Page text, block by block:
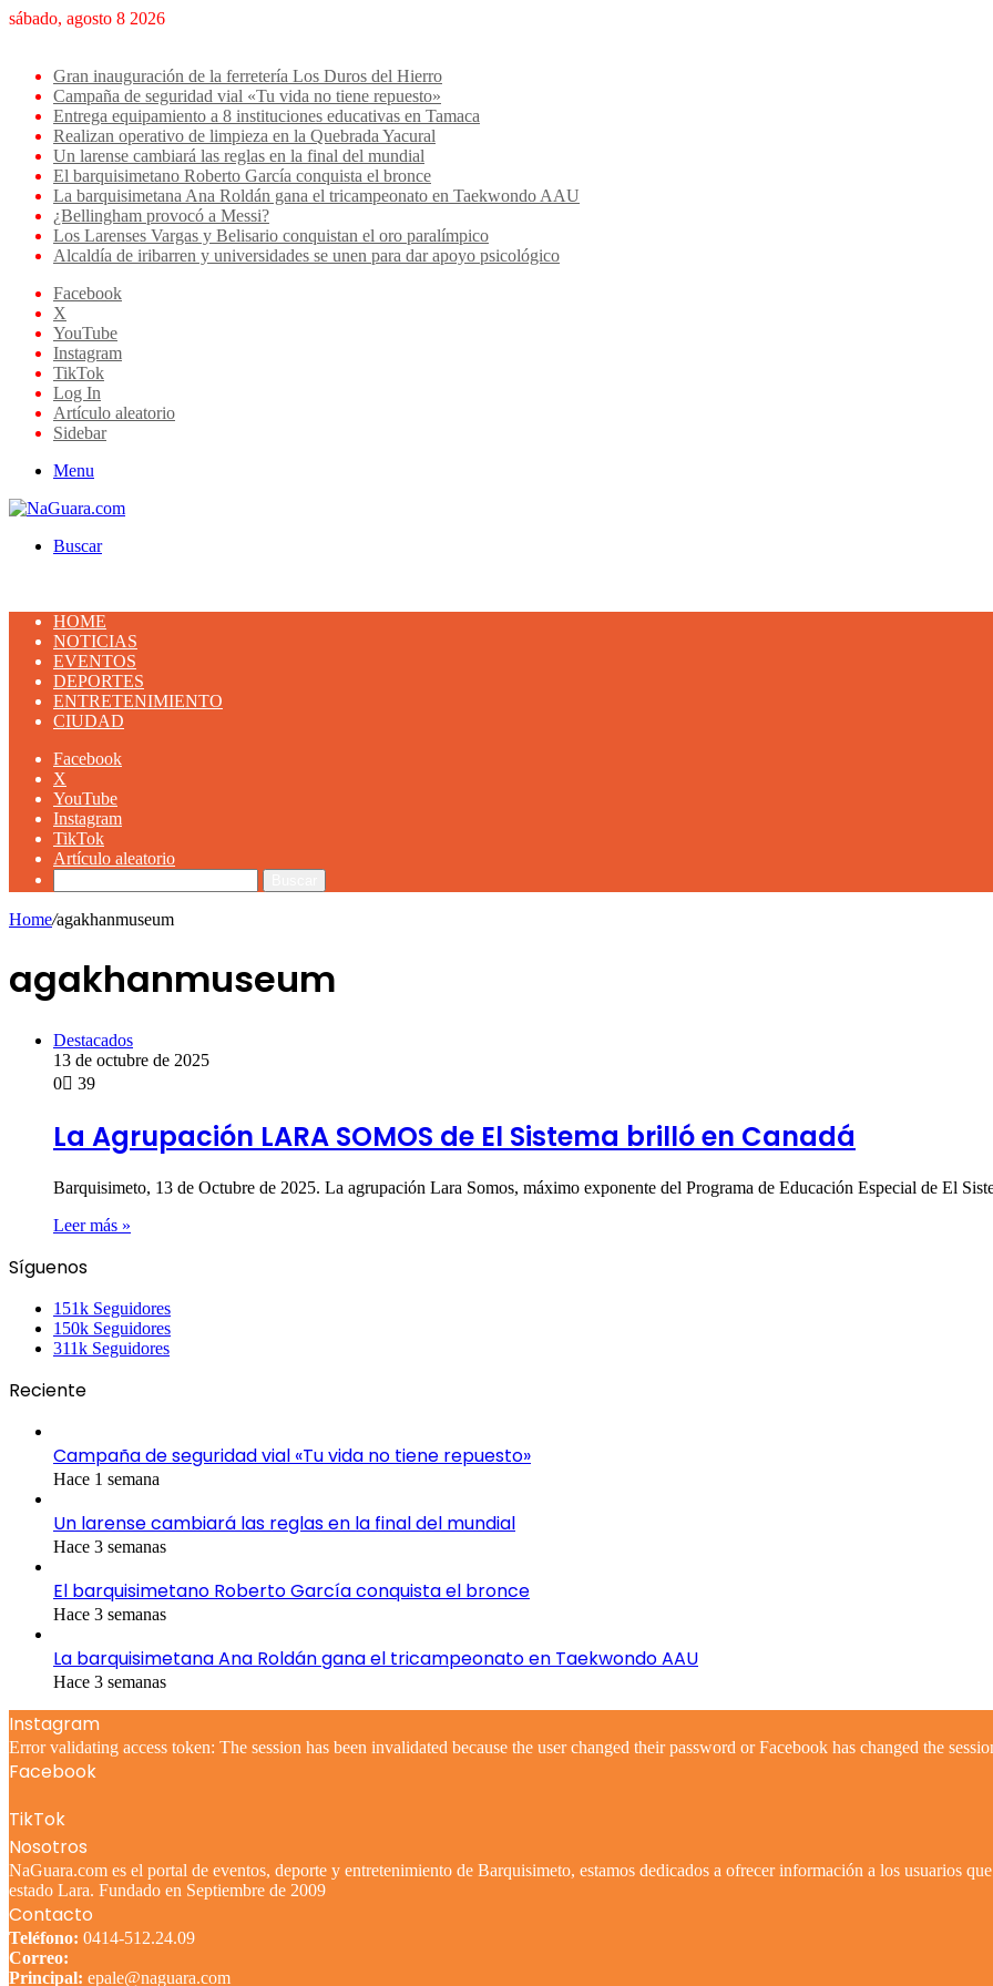
sábado, agosto 8 2026
Gran inauguración de la ferretería Los Duros del Hierro
Campaña de seguridad vial «Tu vida no tiene repuesto»
Entrega equipamiento a 8 instituciones educativas en Tamaca
Realizan operativo de limpieza en la Quebrada Yacural
Un larense cambiará las reglas en la final del mundial
El barquisimetano Roberto García conquista el bronce
La barquisimetana Ana Roldán gana el tricampeonato en Taekwondo AAU
¿Bellingham provocó a Messi?
Los Larenses Vargas y Belisario conquistan el oro paralímpico
Alcaldía de iribarren y universidades se unen para dar apoyo psicológico
Facebook
X
YouTube
Instagram
TikTok
Log In
Artículo aleatorio
Sidebar
Menu
Buscar
HOME
NOTICIAS
EVENTOS
DEPORTES
ENTRETENIMIENTO
CIUDAD
Facebook
X
YouTube
Instagram
TikTok
Artículo aleatorio
Home/agakhanmuseum
agakhanmuseum
Destacados
13 de octubre de 2025
0
39
La Agrupación LARA SOMOS de El Sistema brilló en Canadá
Barquisimeto, 13 de Octubre de 2025. La agrupación Lara Somos, máximo exponente del Programa de Educación Especial de El
Leer más »
Síguenos
151k Seguidores
150k Seguidores
311k Seguidores
Reciente
Campaña de seguridad vial «Tu vida no tiene repuesto»
Hace 1 semana
Un larense cambiará las reglas en la final del mundial
Hace 3 semanas
El barquisimetano Roberto García conquista el bronce
Hace 3 semanas
La barquisimetana Ana Roldán gana el tricampeonato en Taekwondo AAU
Hace 3 semanas
Instagram
Error validating access token: The session has been invalidated because the user changed their password or Facebook has changed the
Facebook
TikTok
Nosotros
NaGuara.com es el portal de eventos, deporte y entretenimiento de Barquisimeto, estamos dedicados a ofrecer información a los usuarios
estado Lara. Fundado en Septiembre de 2009
Contacto
Teléfono: 0414-512.24.09
Correo:
Principal: epale@naguara.com